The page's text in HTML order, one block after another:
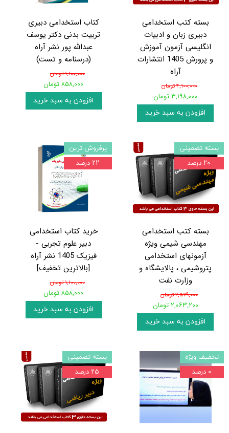
بسته کتب استخدامی
دبیری زبان و ادبیات
انگلیسی آزمون آموزش
و پرورش 1405 انتشارات
آراه
۴,۱۰۰,۰۰۰ تومان
۳,۱۹۸,۰۰۰ تومان
افزودن به سبد خرید
کتاب استخدامی دبیری
تربیت بدنی دکتر یوسف
عبدالله پور نشر آراه
(درسنامه و تست)
۱,۱۰۰,۰۰۰ تومان
۸۵۸,۰۰۰ تومان
افزودن به سبد خرید
بسته کتب استخدامی
مهندسی شیمی ویژه
آزمونهای استخدامی
پتروشیمی ، پالایشگاه و
وزارت نفت
۲,۵۷۹,۰۰۰ تومان
۲,۰۶۳,۲۰۰ تومان
افزودن به سبد خرید
بسته تضمینی
۲۰ درصد
خرید کتاب استخدامی
دبیر علوم تجربی -
فیزیک 1405 نشر آراه
[بالاترین تخفیف]
۱,۱۰۰,۰۰۰ تومان
۸۵۸,۰۰۰ تومان
افزودن به سبد خرید
پرفروش ترین
۲۲ درصد
تخفیف ویژه
۰ درصد
بسته تضمینی
۲۵ درصد